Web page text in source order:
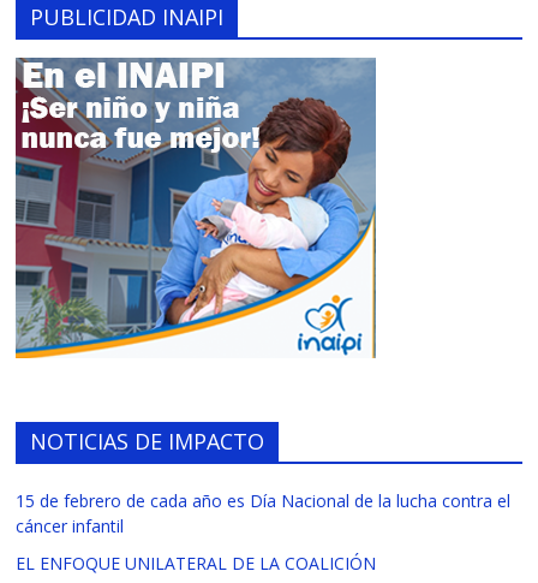
PUBLICIDAD INAIPI
NOTICIAS DE IMPACTO
15 de febrero de cada año es Día Nacional de la lucha contra el
cáncer infantil
EL ENFOQUE UNILATERAL DE LA COALICIÓN